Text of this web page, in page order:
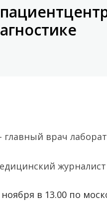
- главный врач
журналист
в 13.00 по